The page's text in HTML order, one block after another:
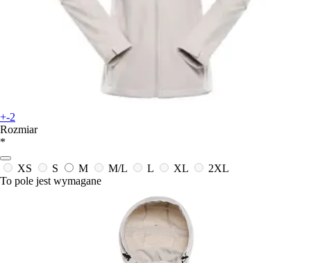
+-2
Rozmiar
*
XS S M M/L L XL
2XL
To pole jest wymagane